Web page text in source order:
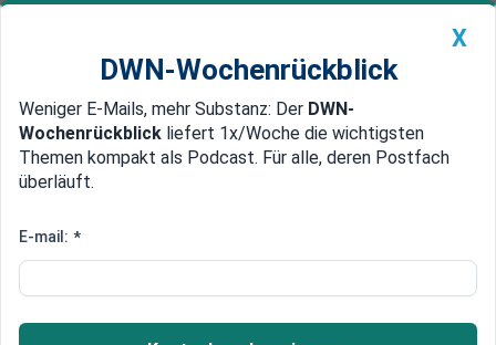
Newsticker MEIN DWN: Geldanlage Premium
Edelmetalle DWN-Magazin China
Deutschland 2020: 61-Jähriger
wird zum Instagram-Hit
X
DWN-Wochenrückblick
Weniger E-Mails, mehr Substanz: Der DWN-
Wochenrückblick liefert 1x/Woche die wichtigsten
Themen kompakt als Podcast. Für alle, deren Postfach
überläuft.
E-mail: *